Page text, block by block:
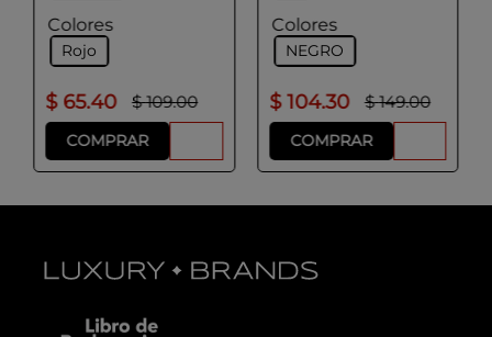
Colores
Rojo
$ 65.40 $ 109.00
COMPRAR
Colores
NEGRO
$ 104.30 $ 149.00
COMPRAR